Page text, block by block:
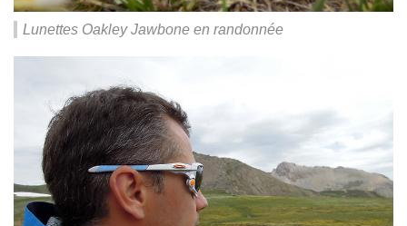
Lunettes Oakley Jawbone en randonnée